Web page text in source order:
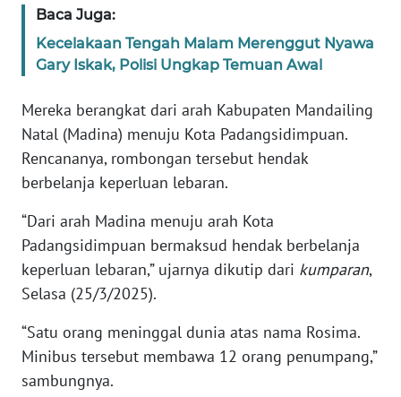
Baca Juga:
Kecelakaan Tengah Malam Merenggut Nyawa
Gary Iskak, Polisi Ungkap Temuan Awal
Mereka berangkat dari arah Kabupaten Mandailing
Natal (Madina) menuju Kota Padangsidimpuan.
Rencananya, rombongan tersebut hendak
berbelanja keperluan lebaran.
“Dari arah Madina menuju arah Kota
Padangsidimpuan bermaksud hendak berbelanja
keperluan lebaran,” ujarnya dikutip dari kumparan,
Selasa (25/3/2025).
“Satu orang meninggal dunia atas nama Rosima.
Minibus tersebut membawa 12 orang penumpang,”
sambungnya.
INFO
IKLAN
KAMI
PEDOMAN
SIBER
REDAKSI
KARIR
DISCLAIMER
Wahana